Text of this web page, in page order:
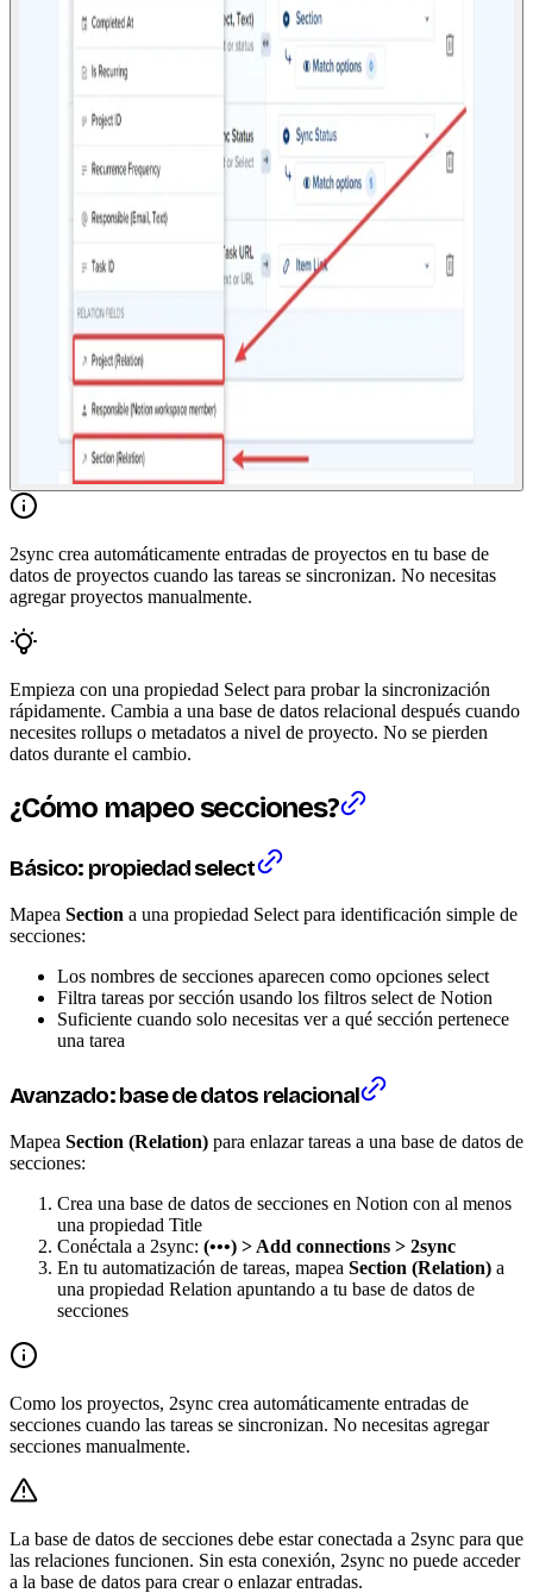
2sync crea automáticamente entradas de proyectos en tu base de
datos de proyectos cuando las tareas se sincronizan. No necesitas
agregar proyectos manualmente.
Empieza con una propiedad Select para probar la sincronización
rápidamente. Cambia a una base de datos relacional después cuando
necesites rollups o metadatos a nivel de proyecto. No se pierden
datos durante el cambio.
¿Cómo mapeo secciones?
Básico: propiedad select
Mapea Section a una propiedad Select para identificación simple de
secciones:
Los nombres de secciones aparecen como opciones select
Filtra tareas por sección usando los filtros select de Notion
Suficiente cuando solo necesitas ver a qué sección pertenece
una tarea
Avanzado: base de datos relacional
Mapea Section (Relation) para enlazar tareas a una base de datos de
secciones:
Crea una base de datos de secciones en Notion con al menos
una propiedad Title
Conéctala a 2sync: (•••) > Add connections > 2sync
En tu automatización de tareas, mapea Section (Relation) a
una propiedad Relation apuntando a tu base de datos de
secciones
Como los proyectos, 2sync crea automáticamente entradas de
secciones cuando las tareas se sincronizan. No necesitas agregar
secciones manualmente.
La base de datos de secciones debe estar conectada a 2sync para que
las relaciones funcionen. Sin esta conexión, 2sync no puede acceder
a la base de datos para crear o enlazar entradas.